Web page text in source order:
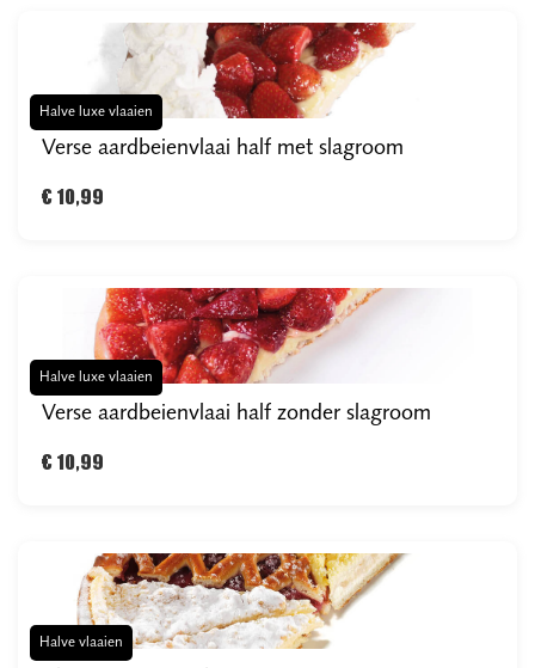
Halve luxe vlaaien
Verse aardbeienvlaai half met slagroom
€ 10,99
Halve luxe vlaaien
Verse aardbeienvlaai half zonder slagroom
€ 10,99
Halve vlaaien